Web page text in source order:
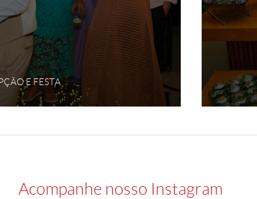
E FESTA
Acompanhe nosso Instagram